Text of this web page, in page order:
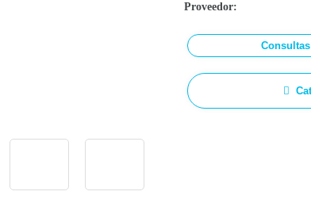
Proveedor: